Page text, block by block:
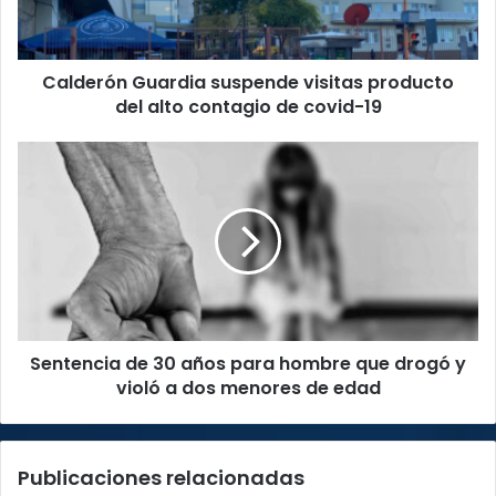
alto
contagio
de
covid-Calderón Guardia suspende visitas producto
del alto contagio de covid-19
Sentencia
drogó
y
violó
edad
Sentencia de 30 años para hombre que drogó y
violó a dos menores de edad
Publicaciones relacionadas